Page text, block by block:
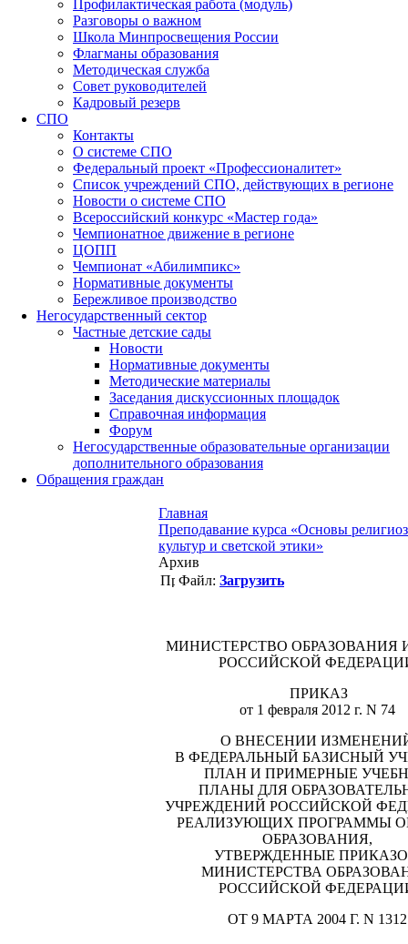
Профилактическая работа (модуль)
Разговоры о важном
Школа Минпросвещения России
Флагманы образования
Методическая служба
Совет руководителей
Кадровый резерв
СПО
Контакты
О системе СПО
Федеральный проект «Профессионалитет»
Список учреждений СПО, действующих в регионе
Новости о системе СПО
Всероссийский конкурс «Мастер года»
Чемпионатное движение в регионе
ЦОПП
Чемпионат «Абилимпикс»
Нормативные документы
Бережливое производство
Негосударственный сектор
Частные детские сады
Новости
Нормативные документы
Методические материалы
Заседания дискуссионных площадок
Справочная информация
Форум
Негосударственные образовательные организации
дополнительного образования
Обращения граждан
Главная
Преподавание курса «Основы
культур и светской этики»
Архив
Файл: Загрузить
МИНИСТЕРСТВО ОБРАЗОВАНИЯ
РОССИЙСКОЙ
ПРИКАЗ
от 1 февраля 2012 г. N 74
О ВНЕСЕНИИ
В ФЕДЕРАЛЬНЫЙ БАЗИСНЫЙ
ПЛАН И ПРИМЕРНЫЕ
ПЛАНЫ ДЛЯ
УЧРЕЖДЕНИЙ РОССИЙСКОЙ
РЕАЛИЗУЮЩИХ ПРОГРАММЫ
ОБРАЗОВАНИЯ,
УТВЕРЖДЕННЫЕ
МИНИСТЕРСТВА
РОССИЙСКОЙ
ОТ 9 МАРТА 2004 Г. N 1312